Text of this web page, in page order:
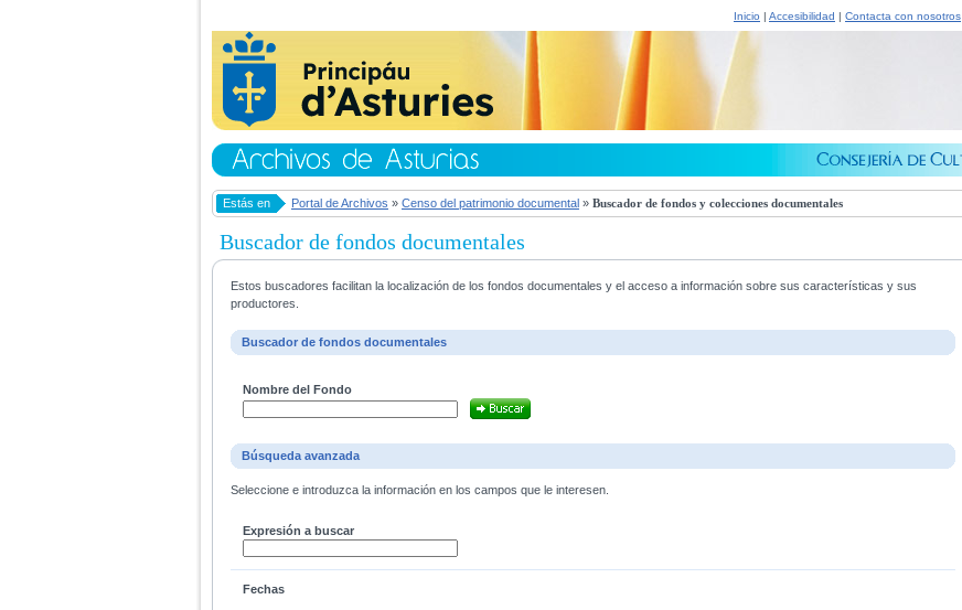
Inicio | Accesibilidad | Contacta con nosotros
Estás en Portal de Archivos » Censo del patrimonio documental » Buscador de fondos y colecciones documentales
Buscador de fondos documentales
Estos buscadores facilitan la localización de los fondos documentales y el acceso a información sobre sus características y sus
productores.
Buscador de fondos documentales
Nombre del Fondo
Búsqueda avanzada
Seleccione e introduzca la información en los campos que le interesen.
Expresión a buscar
Fechas